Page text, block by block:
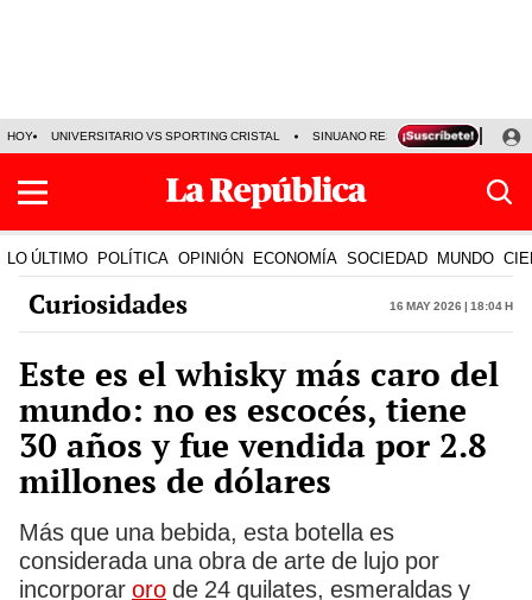
HOY UNIVERSITARIO VS SPORTING CRISTAL SINUANO RESULTADOS HOY
LO ÚLTIMO POLÍTICA OPINIÓN ECONOMÍA SOCIEDAD MUNDO
Curiosidades 16 May 2026 | 18:04 h
Este es el whisky más caro del
mundo: no es escocés, tiene
30 años y fue vendida por 2.8
millones de dólares
Más que una bebida, esta botella es
considerada una obra de arte de lujo por
incorporar oro de 24 quilates, esmeraldas y